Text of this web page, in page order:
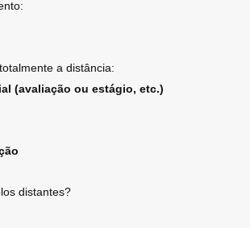
a distância:
(avaliação ou estágio, etc.)
distantes?